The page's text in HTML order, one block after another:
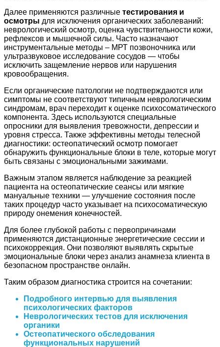
Далее применяются различные тестирования и
осмотры для исключения органических заболеваний:
неврологический осмотр, оценка чувствительности кожи,
рефлексов и мышечной силы. Часто назначают
инструментальные методы – МРТ позвоночника или
ультразвуковое исследование сосудов — чтобы
исключить защемление нервов или нарушения
кровообращения.
Если органические патологии не подтверждаются или
симптомы не соответствуют типичным неврологическим
синдромам, врач переходит к оценке психосоматического
компонента. Здесь используются специальные
опросники для выявления тревожности, депрессии и
уровня стресса. Также эффективны методы телесной
диагностики: остеопатический осмотр помогает
обнаружить функциональные блоки в теле, которые могут
быть связаны с эмоциональными зажимами.
Важным этапом является наблюдение за реакцией
пациента на остеопатические сеансы или мягкие
мануальные техники — улучшение состояния после
таких процедур часто указывает на психосоматическую
природу онемения конечностей.
Для более глубокой работы с первопричинами
применяются дистанционные энергетические сессии и
психокоррекция. Они позволяют выявлять скрытые
эмоциональные блоки через анализ анамнеза клиента в
безопасном пространстве онлайн.
Таким образом диагностика строится на сочетании:
Подробного интервью для выявления
психологических факторов
Неврологических тестов для исключения
органики
Остеопатического обследования
функциональных нарушений